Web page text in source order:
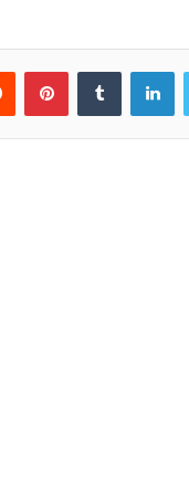
لينكدإن بينتيريست